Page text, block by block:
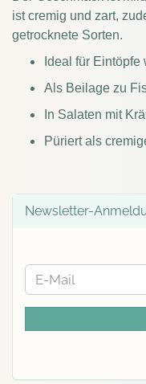
ist cremig und zart,
getrocknete Sorten.
Ideal für
Als Beilage zu
In Salaten mit
Püriert als
Newsletter-
WEITER
ZUR
NEWSLETTER-
ANMELDUNG
E-
Mail